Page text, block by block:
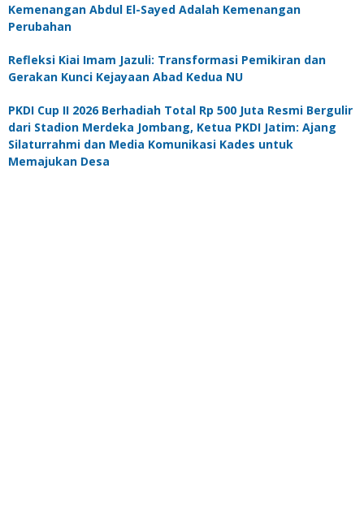
Kemenangan Abdul El-Sayed Adalah Kemenangan
Perubahan
Refleksi Kiai Imam Jazuli: Transformasi Pemikiran dan
Gerakan Kunci Kejayaan Abad Kedua NU
PKDI Cup II 2026 Berhadiah Total Rp 500 Juta Resmi Bergulir
dari Stadion Merdeka Jombang, Ketua PKDI Jatim: Ajang
Silaturrahmi dan Media Komunikasi Kades untuk
Memajukan Desa